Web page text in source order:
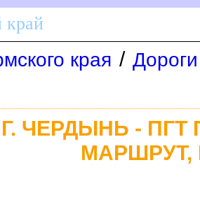
край
края /
ЧЕРДЫНЬ -
МАРШРУТ,